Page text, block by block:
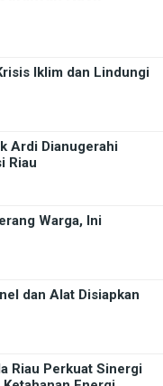
Iklim dan Lindungi
Ardi Dianugerahi
Riau
Warga, Ini
dan Alat Disiapkan
Riau Perkuat Sinergi